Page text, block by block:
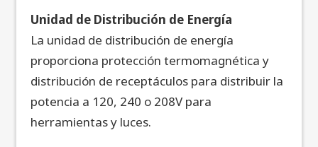
Unidad de Distribución de Energía
La unidad de distribución de energía
proporciona protección termomagnética y
distribución de receptáculos para distribuir la
potencia a 120, 240 o 208V para
herramientas y luces.